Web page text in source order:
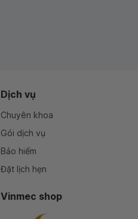
Dịch vụ
Chuyên khoa
Gói dịch vụ
Bảo hiểm
Đặt lịch hẹn
Vinmec shop